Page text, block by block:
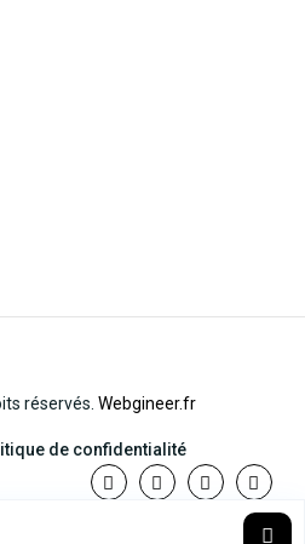
réservés. Webgineer.fr
de confidentialité